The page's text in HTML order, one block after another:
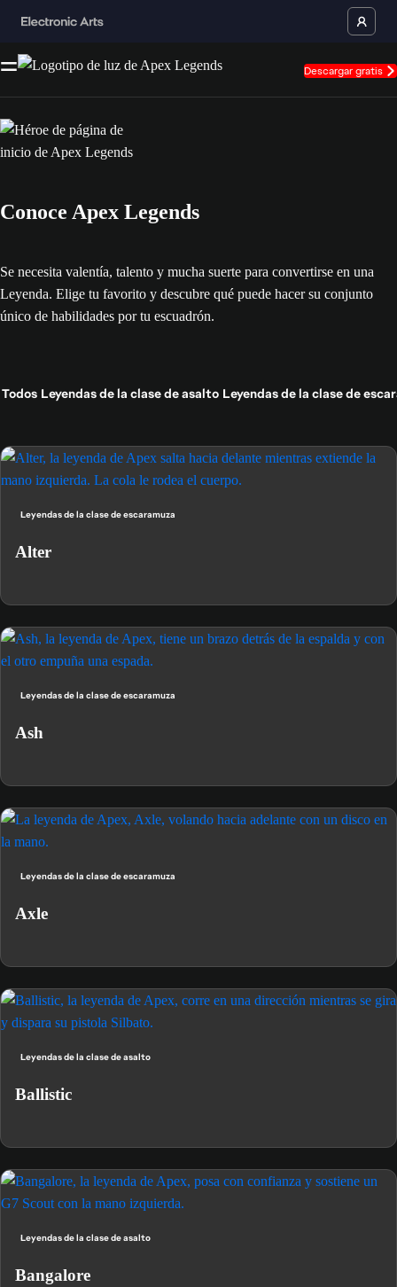
Descargar gratis
Conoce Apex Legends
Se necesita valentía, talento y mucha suerte para convertirse en una
Leyenda. Elige tu favorito y descubre qué puede hacer su conjunto
único de habilidades por tu escuadrón.
Todos Leyendas de la clase de asalto Leyendas de la clase de
Leyendas de la clase de escaramuza
Alter
Leyendas de la clase de escaramuza
Ash
Leyendas de la clase de escaramuza
Axle
Leyendas de la clase de asalto
Ballistic
Leyendas de la clase de asalto
Bangalore